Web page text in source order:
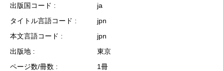
出版国コード
ja
タイトル言語コード
jpn
本文言語コード
jpn
出版地
東京
ページ数/冊数
1冊